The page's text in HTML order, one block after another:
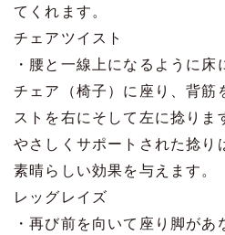
てくれます。
チェアツイスト
・腰と一線上になるように
チェア（椅子）に座り、背筋
ストを右にそして左に捻りま
やさしくサポートされた捻り
素晴らしい効果を与えます。
レッグレイズ
・再び前を向いて座り脚が